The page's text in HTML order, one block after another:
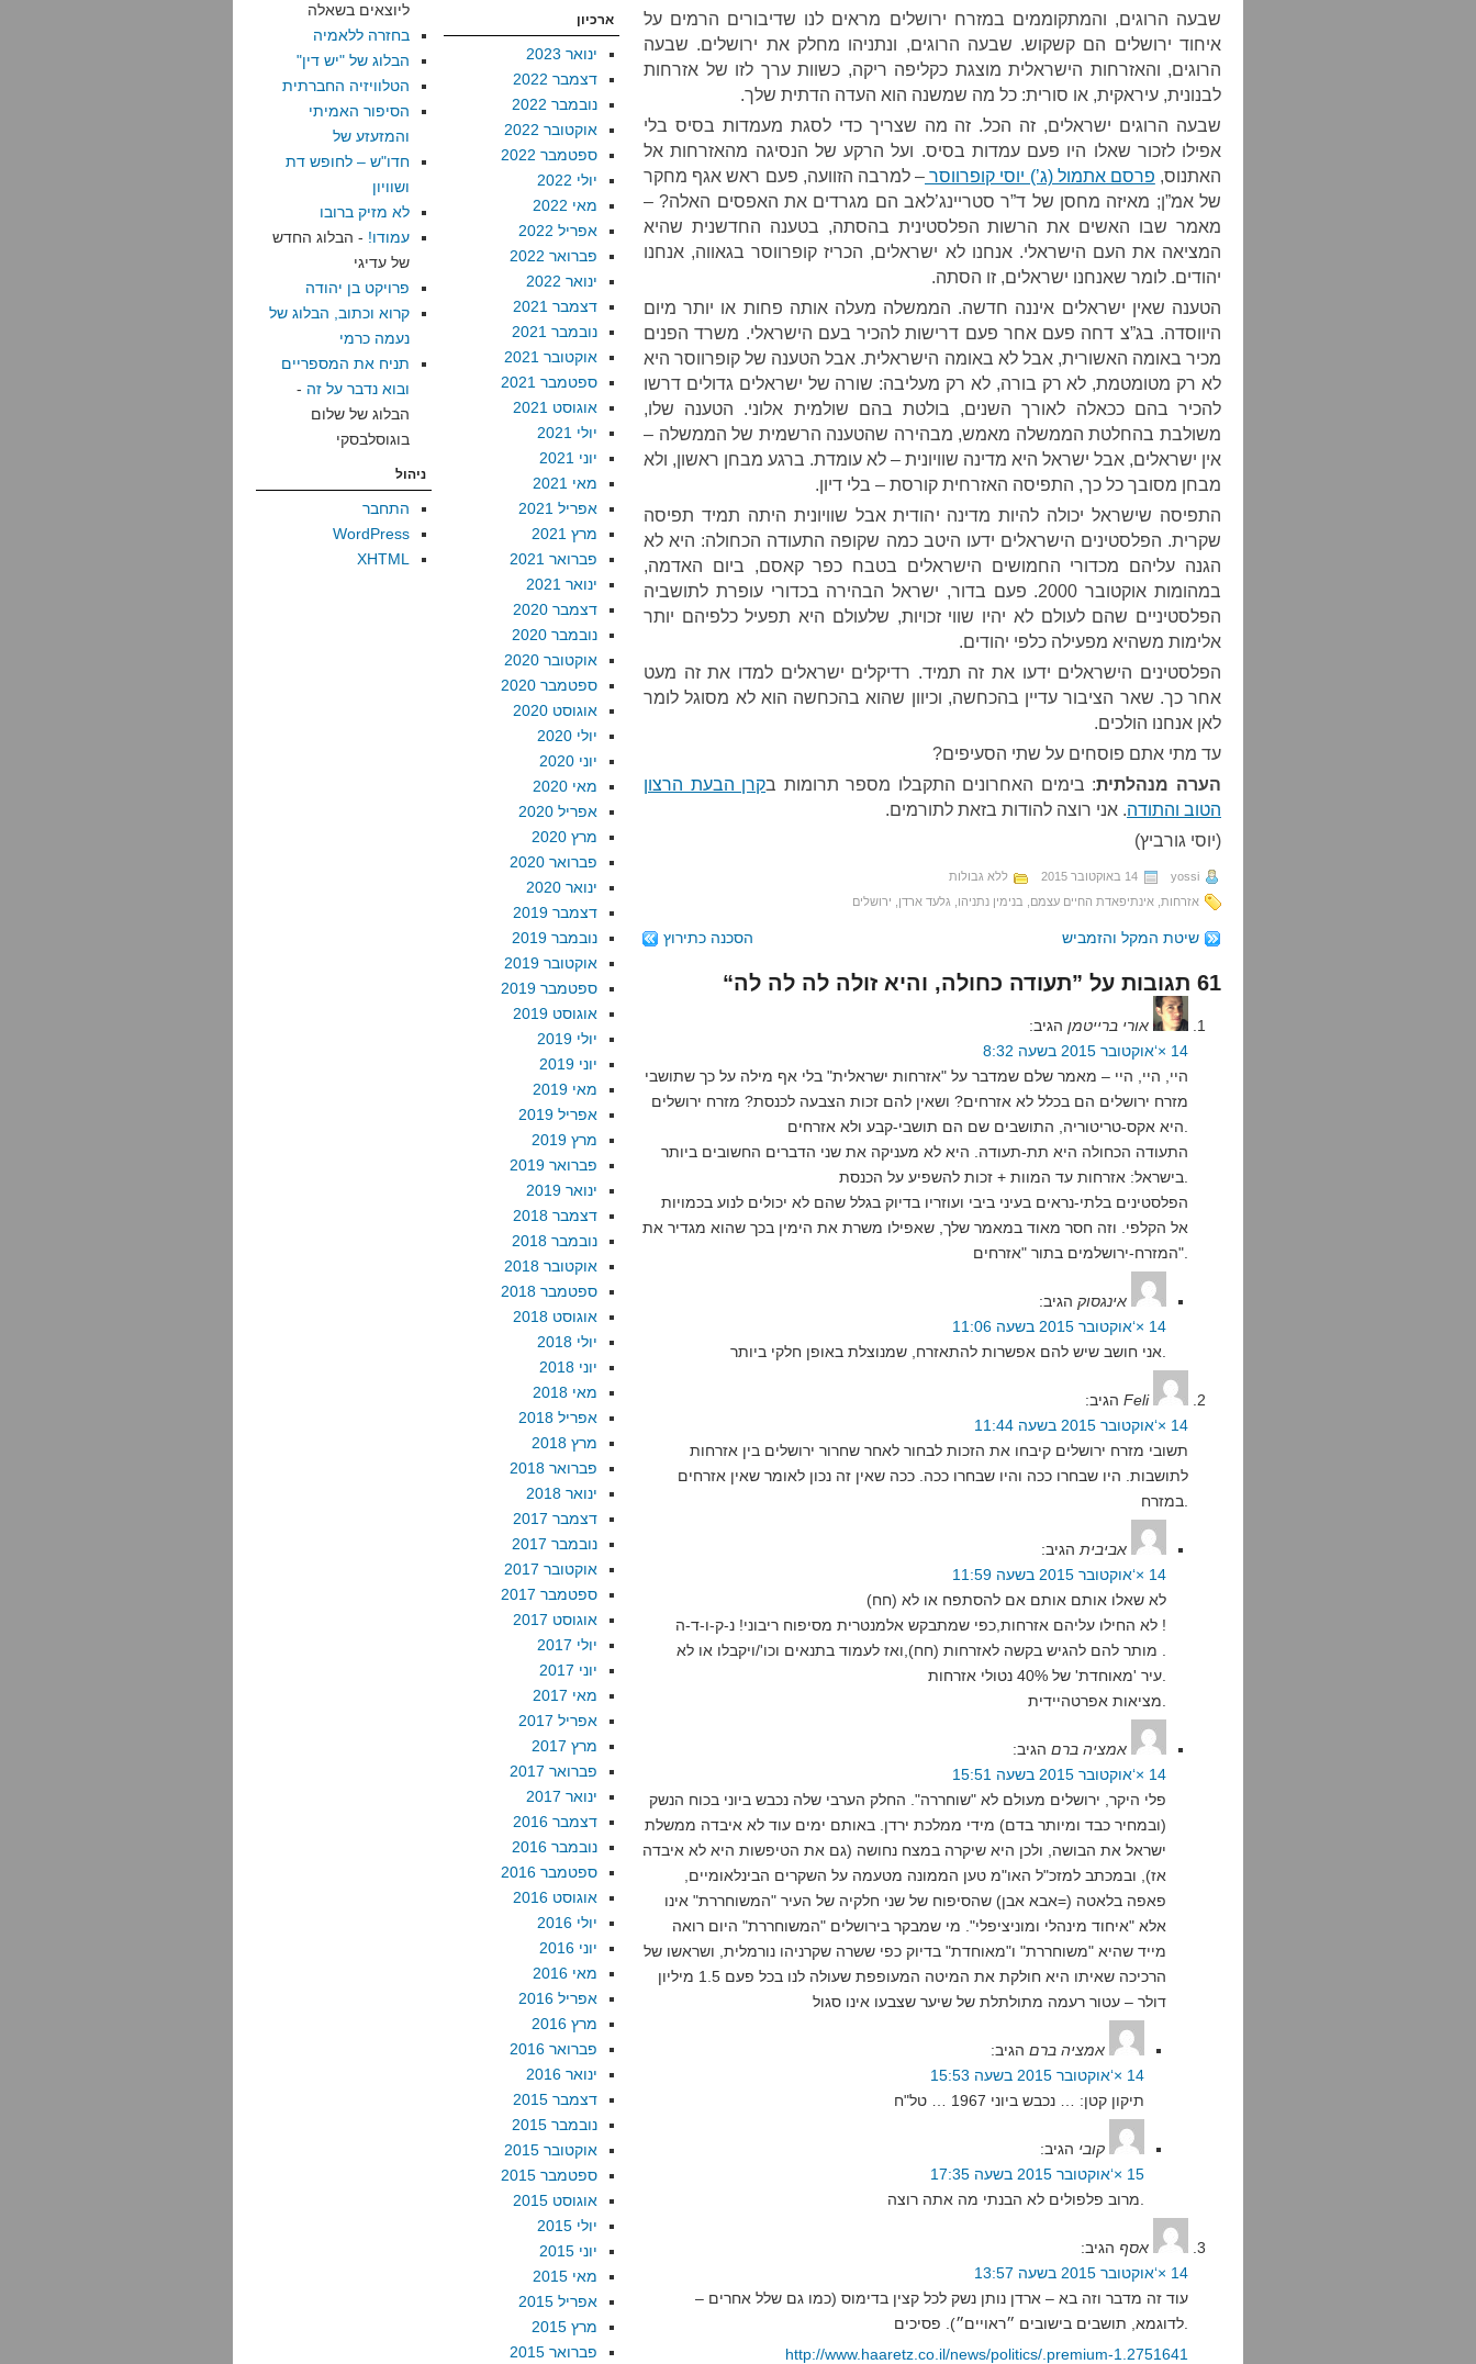
שבעה הרוגים, והמתקוממים במזרח ירושלים מראים לנו שדיבורים הרמים על
איחוד ירושלים הם קשקוש. שבעה הרוגים, ונתניהו מחלק את ירושלים. שבעה
הרוגים, והאזרחות הישראלית מוצגת כקליפה ריקה, כשוות ערך לזו של אזרחות
לבנונית, עיראקית, או סורית: כל מה שמשנה הוא העדה הדתית שלך.
שבעה הרוגים ישראלים, זה הכל. זה מה שצריך כדי לסגת מעמדות בסיס בלי
אפילו לזכור שאלו היו פעם עמדות בסיס. ועל הרקע של הנסיגה מהאזרחות אל
האתנוס, פרסם אתמול (ג’) יוסי קופרווסר – למרבה הזוועה, פעם ראש אגף מחקר
של אמ”ן; מאיזה מחסן של ד”ר סטריינג’לאב הם מגרדים את האפסים האלה? –
מאמר שבו האשים את הרשות הפלסטינית בהסתה, בטענה החדשנית שהיא
המציאה את העם הישראלי. אנחנו לא ישראלים, הכריז קופרווסר בגאווה, אנחנו
יהודים. לומר שאנחנו ישראלים, זו הסתה.
הטענה שאין ישראלים איננה חדשה. הממשלה מעלה אותה פחות או יותר מיום
היווסדה. בג”צ דחה פעם אחר פעם דרישות להכיר בעם הישראלי. משרד הפנים
מכיר באומה האשורית, אבל לא באומה הישראלית. אבל הטענה של קופרווסר היא
לא רק מטומטמת, לא רק בורה, לא רק מעליבה: שורה של ישראלים גדולים דרשו
להכיר בהם ככאלה לאורך השנים, בולטת בהם שולמית אלוני. הטענה שלו,
משולבת בהחלטת הממשלה מאמש, מבהירה שהטענה הרשמית של הממשלה –
אין ישראלים, אבל ישראל היא מדינה שוויונית – לא עומדת. ברגע מבחן ראשון, ולא
מבחן מסובך כל כך, התפיסה האזרחית קורסת – בלי דיון.
התפיסה שישראל יכולה להיות מדינה יהודית אבל שוויונית היתה תמיד תפיסה
שקרית. הפלסטינים הישראלים ידעו היטב כמה שקופה התעודה הכחולה: היא לא
הגנה עליהם מכדורי החמושים הישראלים בטבח כפר קאסם, ביום האדמה,
במהומות אוקטובר 2000. פעם בדור, ישראל הבהירה בכדורי עופרת לתושביה
הפלסטיניים שהם לעולם לא יהיו שווי זכויות, שלעולם היא תפעיל כלפיהם יותר
אלימות משהיא מפעילה כלפי יהודים.
הפלסטינים הישראלים ידעו את זה תמיד. רדיקלים ישראלים למדו את זה מעט
אחר כך. שאר הציבור עדיין בהכחשה, וכיוון שהוא בהכחשה הוא לא מסוגל לומר
לאן אנחנו הולכים.
עד מתי אתם פוסחים על שתי הסעיפים?
הערה מנהלתית: בימים האחרונים התקבלו מספר תרומות בקרן הבעת הרצון
הטוב והתודה. אני רוצה להודות בזאת לתורמים.
(יוסי גורביץ)
yossi 14 באוקטובר 2015
ללא גבולות
אזרחות אינתיפאדת החיים עצמם בנימין נתניהו גלעד ארדן ירושלים
שיטת המקל והזמביש הסכנה כתירוץ
61 תגובות על ”תעודה כחולה, והיא זולה לה לה לה“
אורי ברייטמן הגיב:
14 ×‘אוקטובר 2015 בשעה 8:32
היי, היי, היי – מאמר שלם שמדבר על "אזרחות ישראלית" בלי אף מילה על כך שתושבי
מזרח ירושלים הם בכלל לא אזרחים? ושאין להם זכות הצבעה לכנסת? מזרח ירושלים
התעודה הכחולה היא תת-תעודה. היא לא מעניקה את שני הדברים החשובים ביותר
הפלסטינים בלתי-נראים בעיני ביבי ועוזריו בדיוק בגלל שהם לא יכולים לנוע בכמויות
אל הקלפי. וזה חסר מאוד במאמר שלך, שאפילו משרת את הימין בכך שהוא מגדיר את
המזרח-ירושלמים בתור "אזרחים".
אינגסוק הגיב:
14 ×‘אוקטובר 2015 בשעה 11:06
Feli הגיב:
14 ×‘אוקטובר 2015 בשעה 11:44
תשובי מזרח ירושלים קיבחו את הזכות לבחור לאחר שחרור ירושלים בין אזרחות
לתושבות. היו שבחרו ככה והיו שבחרו ככה. ככה שאין זה נכון לאומר שאין אזרחים
אביבית הגיב:
14 ×‘אוקטובר 2015 בשעה 11:59
לא שאלו אותם אותם אם להסתפח או לא (חח)
לא החילו עליהם אזרחות,כפי שמתבקש אלמנטרית מסיפוח ריבוני! נ-ק-ו-ד-ה !
אמציה ברם הגיב:
14 ×‘אוקטובר 2015 בשעה 15:51
פלי היקר, ירושלים מעולם לא "שוחררה". החלק הערבי שלה נכבש ביוני בכוח הנשק
(ובמחיר כבד ומיותר בדם) מידי ממלכת ירדן. באותם ימים עוד לא איבדה ממשלת
ישראל את הבושה, ולכן היא שיקרה במצח נחושה (גם את הטיפשות היא לא איבדה
אז), ובמכתב למזכ"ל האו"מ טען הממונה מטעמה על השקרים הבינלאומיים,
פאפה בלאטה (=אבא אבן) שהסיפוח של שני חלקיה של העיר "המשוחררת" אינו
אלא "איחוד מינהלי ומוניציפלי". מי שמבקר בירושלים "המשוחררת" היום רואה
מייד שהיא "משוחררת" ו"מאוחדת" בדיוק כפי ששרה שקרניהו נורמלית, ושראשו של
הרכיכה שאיתו היא חולקת את המיטה המעופפת שעולה לנו בכל פעם 1.5 מיליון
דולר – עטור רעמה מתולתלת של שיער שצבעו אינו סגול
אמציה ברם הגיב:
14 ×‘אוקטובר 2015 בשעה 15:53
תיקון קטן: … נכבש ביוני 1967 … טל"ח
קובי הגיב:
15 ×‘אוקטובר 2015 בשעה 17:35
אסף הגיב:
14 ×‘אוקטובר 2015 בשעה 13:57
עוד זה מדבר וזה בא – ארדן נותן נשק לכל קצין בדימוס (כמו גם שלל אחרים –
http://www.haaretz.co.il/news/politics/.premium-1.2751641
ארכיון
ינואר 2023
דצמבר 2022
נובמבר 2022
אוקטובר 2022
ספטמבר 2022
יולי 2022
מאי 2022
אפריל 2022
פברואר 2022
ינואר 2022
דצמבר 2021
נובמבר 2021
אוקטובר 2021
ספטמבר 2021
אוגוסט 2021
יולי 2021
יוני 2021
מאי 2021
אפריל 2021
מרץ 2021
פברואר 2021
ינואר 2021
דצמבר 2020
נובמבר 2020
אוקטובר 2020
ספטמבר 2020
אוגוסט 2020
יולי 2020
יוני 2020
מאי 2020
אפריל 2020
מרץ 2020
פברואר 2020
ינואר 2020
דצמבר 2019
נובמבר 2019
אוקטובר 2019
ספטמבר 2019
אוגוסט 2019
יולי 2019
יוני 2019
מאי 2019
אפריל 2019
מרץ 2019
פברואר 2019
ינואר 2019
דצמבר 2018
נובמבר 2018
אוקטובר 2018
ספטמבר 2018
אוגוסט 2018
יולי 2018
יוני 2018
מאי 2018
אפריל 2018
מרץ 2018
פברואר 2018
ינואר 2018
דצמבר 2017
נובמבר 2017
אוקטובר 2017
ספטמבר 2017
אוגוסט 2017
יולי 2017
יוני 2017
מאי 2017
אפריל 2017
מרץ 2017
פברואר 2017
ינואר 2017
דצמבר 2016
נובמבר 2016
ספטמבר 2016
אוגוסט 2016
יולי 2016
יוני 2016
מאי 2016
אפריל 2016
מרץ 2016
פברואר 2016
ינואר 2016
דצמבר 2015
נובמבר 2015
אוקטובר 2015
ספטמבר 2015
אוגוסט 2015
יולי 2015
יוני 2015
מאי 2015
אפריל 2015
מרץ 2015
פברואר 2015
ליוצאים בשאלה
בחזרה ללאמיה
הבלוג של "יש דין"
הטלוויזיה החברתית
הסיפור האמיתי
והמזעזע של
חדו"ש – לחופש דת
ושוויון
לא מזיק ברובו
עמודו! - הבלוג החדש
של עדיגי
פרויקט בן יהודה
קרוא וכתוב, הבלוג של
נעמה כרמי
תניח את המספריים
ובוא נדבר על זה -
הבלוג של שלום
בוגוסלבסקי
ניהול
התחבר
WordPress
XHTML